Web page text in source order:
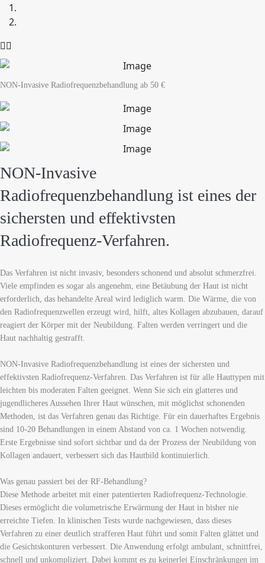
NON-Invasive Radiofrequenzbehandlung ab 50 €
NON-Invasive
Radiofrequenzbehandlung ist eines der
sichersten und effektivsten
Radiofrequenz-Verfahren.
Das Verfahren ist nicht invasiv, besonders schonend und absolut schmerzfrei.
Viele empfinden es sogar als angenehm, eine Betäubung der Haut ist nicht
erforderlich, das behandelte Areal wird lediglich warm. Die Wärme, die von
den Radiofrequenzwellen erzeugt wird, hilft, altes Kollagen abzubauen, darauf
reagiert der Körper mit der Neubildung. Falten werden verringert und die
Haut nachhaltig gestrafft.
NON-Invasive Radiofrequenzbehandlung ist eines der sichersten und
effektivsten Radiofrequenz-Verfahren. Das Verfahren ist für alle Hauttypen mit
leichten bis moderaten Falten geeignet. Wenn Sie sich ein glatteres und
jugendlicheres Aussehen Ihrer Haut wünschen, mit möglichst schonenden
Methoden, ist das Verfahren genau das Richtige. Für ein dauerhaftes Ergebnis
sind 10-20 Behandlungen in einem Abstand von ca. 1 Wochen notwendig.
Erste Ergebnisse sind sofort sichtbar und da der Prozess der Neubildung von
Kollagen andauert, verbessert sich das Hautbild kontinuierlich.
Was genau passiert bei der RF-Behandlung?
Diese Methode arbeitet mit einer patentierten Radiofrequenz-Technologie.
Dieses ermöglicht die volumetrische Erwärmung der Haut in bisher nie
erreichte Tiefen. In klinischen Tests wurde nachgewiesen, dass dieses
Verfahren zu einer deutlich strafferen Haut führt und somit Falten glättet und
die Gesichtskonturen verbessert. Die Anwendung erfolgt ambulant, schnittfrei,
schnell und unkompliziert. Dabei kommt es zu keinerlei Einschränkungen im